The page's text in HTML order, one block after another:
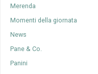
Merenda
Momenti della giornata
News
Pane & Co.
Panini